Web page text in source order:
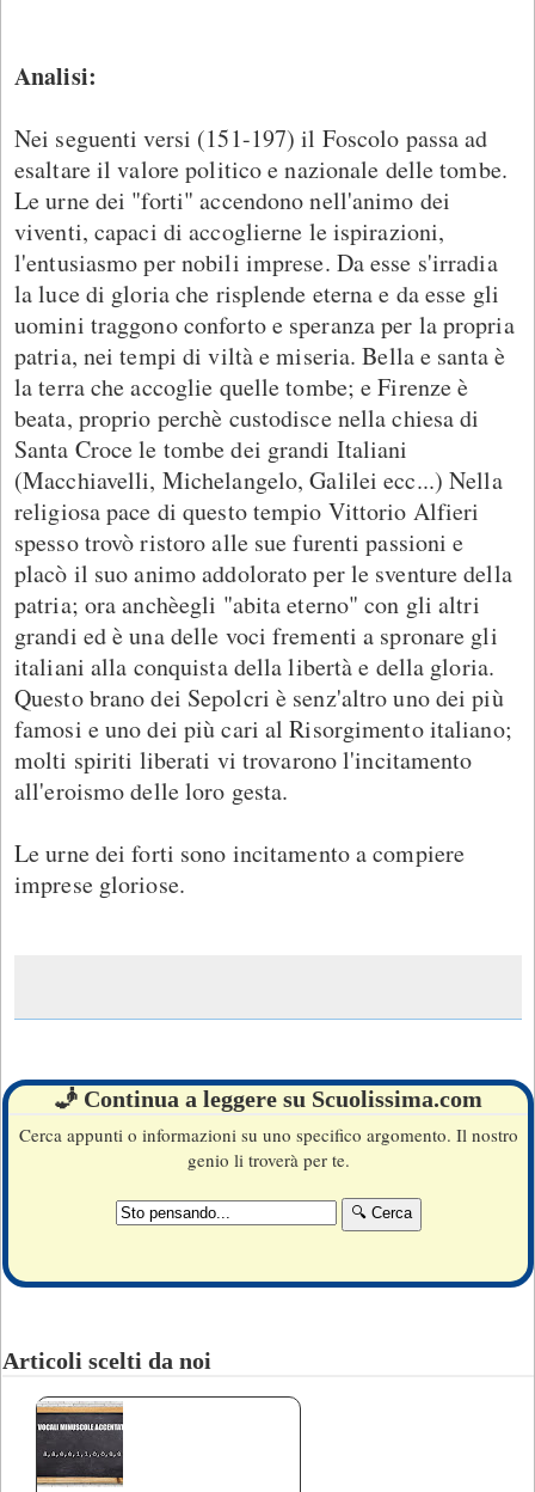
Analisi:
Nei seguenti versi (151-197) il Foscolo passa ad
esaltare il valore politico e nazionale delle tombe.
Le urne dei "forti" accendono nell'animo dei
viventi, capaci di accoglierne le ispirazioni,
l'entusiasmo per nobili imprese. Da esse s'irradia
la luce di gloria che risplende eterna e da esse gli
uomini traggono conforto e speranza per la propria
patria, nei tempi di viltà e miseria. Bella e santa è
la terra che accoglie quelle tombe; e Firenze è
beata, proprio perchè custodisce nella chiesa di
Santa Croce le tombe dei grandi Italiani
(Macchiavelli, Michelangelo, Galilei ecc...) Nella
religiosa pace di questo tempio Vittorio Alfieri
spesso trovò ristoro alle sue furenti passioni e
placò il suo animo addolorato per le sventure della
patria; ora anchèegli "abita eterno" con gli altri
grandi ed è una delle voci frementi a spronare gli
italiani alla conquista della libertà e della gloria.
Questo brano dei Sepolcri è senz'altro uno dei più
famosi e uno dei più cari al Risorgimento italiano;
molti spiriti liberati vi trovarono l'incitamento
all'eroismo delle loro gesta.
Le urne dei forti sono incitamento a compiere
imprese gloriose.
🧞 Continua a leggere su Scuolissima.com
Cerca appunti o informazioni su uno specifico argomento. Il nostro
genio li troverà per te.
Articoli scelti da noi